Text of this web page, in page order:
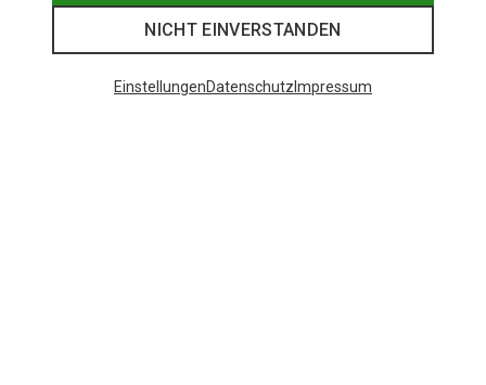
NICHT EINVERSTANDEN
EinstellungenDatenschutz Impressum